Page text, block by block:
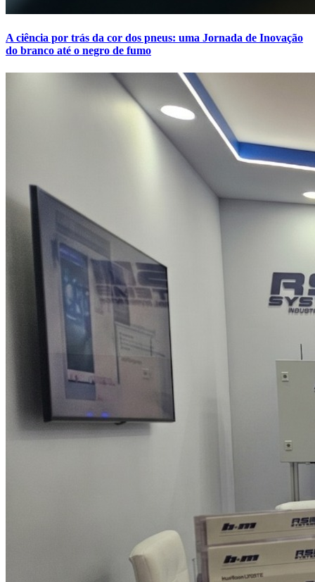
A ciência por trás da cor dos pneus: uma Jornada de Inovação
do branco até o negro de fumo